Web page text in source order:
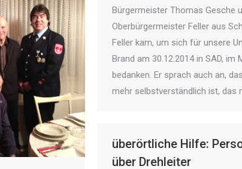
Bürgermeister Thomas Gesche
Oberbürgermeister Feller aus
Feller kam, um sich für unsere
Brand am 30.12.2014 in SAD, im
bedanken. Er sprach auch an,
mehr selbstverständlich ist, das
überörtliche Hilfe:
über Drehleiter